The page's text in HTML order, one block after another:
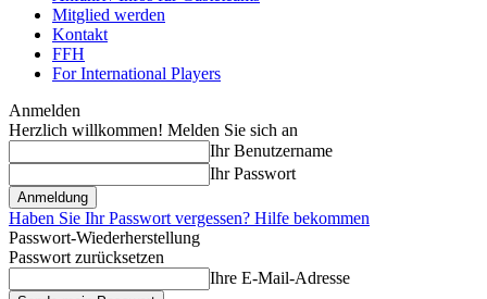
Mitglied werden
Kontakt
FFH
For International Players
Anmelden
Herzlich willkommen! Melden Sie sich an
Ihr Benutzername
Ihr Passwort
Haben Sie Ihr Passwort vergessen? Hilfe bekommen
Passwort-Wiederherstellung
Passwort zurücksetzen
Ihre E-Mail-Adresse